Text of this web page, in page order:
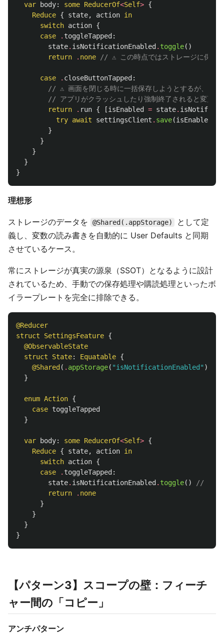
var body: some ReducerOf<Self> {
Reduce { state, action in
switch action {
case
. toggleTapped :
state. isNotificationEnabled . toggle()
return
. none // ⚠️ この時点ではストレージに保存
case . closeButtonTapped :
// ⚠️ 画面を閉じる時に一括保存しようとするが、
// アプリがクラッシュしたり強制終了されると変更が
return
. run { [isEnabled = state.
try await settingsClient . save(isEnabled
}
}
}
}
}
理想形
ストレージのデータを @Shared(.appStorage)
として定
義し、変数の読み書きを自動的に User Defaults と同期
させているケース。
常にストレージが真実の源泉（SSOT）となるように設計
されているため、手動での保存処理や購読処理といったボ
イラープレートを完全に排除できる。
@Reducer
struct
SettingsFeature {
@ObservableState
struct
State: Equatable {
@Shared ( . appStorage( "isNotificationEnabled" ))
}
enum Action {
case toggleTapped
}
var body: some ReducerOf<Self> {
Reduce { state, action in
switch action {
case
. toggleTapped :
state. isNotificationEnabled . toggle()
// 自動
return
. none
}
}
}
}
【パターン3】スコープの壁：フィーチ
ャー間の「コピー」
アンチパターン